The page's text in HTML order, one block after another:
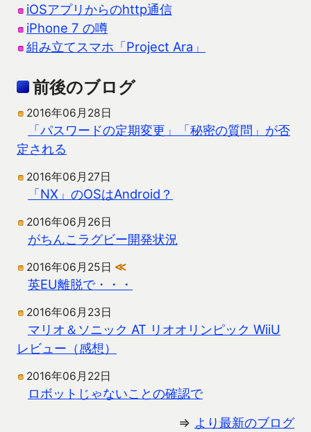
iOSアプリからのhttp通信
iPhone 7 の噂
組み立てスマホ「Project Ara」
前後のブログ
2016年06月28日
「パスワードの定期変更」「秘密の質問」が否
定される
2016年06月27日
「NX」のOSはAndroid？
2016年06月26日
がちんこラグビー開発状況
2016年06月25日 ≪
英EU離脱で・・・
2016年06月23日
マリオ＆ソニック AT リオオリンピック WiiU
レビュー（感想）
2016年06月22日
ロボットじゃないことの確認で
⇒ より最新のブログ